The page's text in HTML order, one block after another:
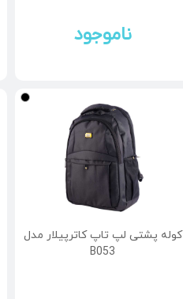
ناموجود
کوله پشتی لپ تاپ کاترپیلار مدل
B053